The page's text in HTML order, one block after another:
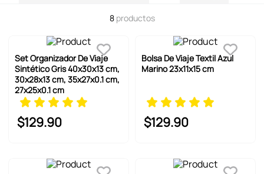
8 productos
Set Organizador De Viaje
Sintético Gris 40x30x13 cm,
30x28x13 cm, 35x27x0.1 cm,
27x25x0.1 cm
$129.90
Bolsa De Viaje Textil Azul
Marino 23x11x15 cm
$129.90
blind box
6.
pokemon
7.
llaveros
bts
9.
chiikawas